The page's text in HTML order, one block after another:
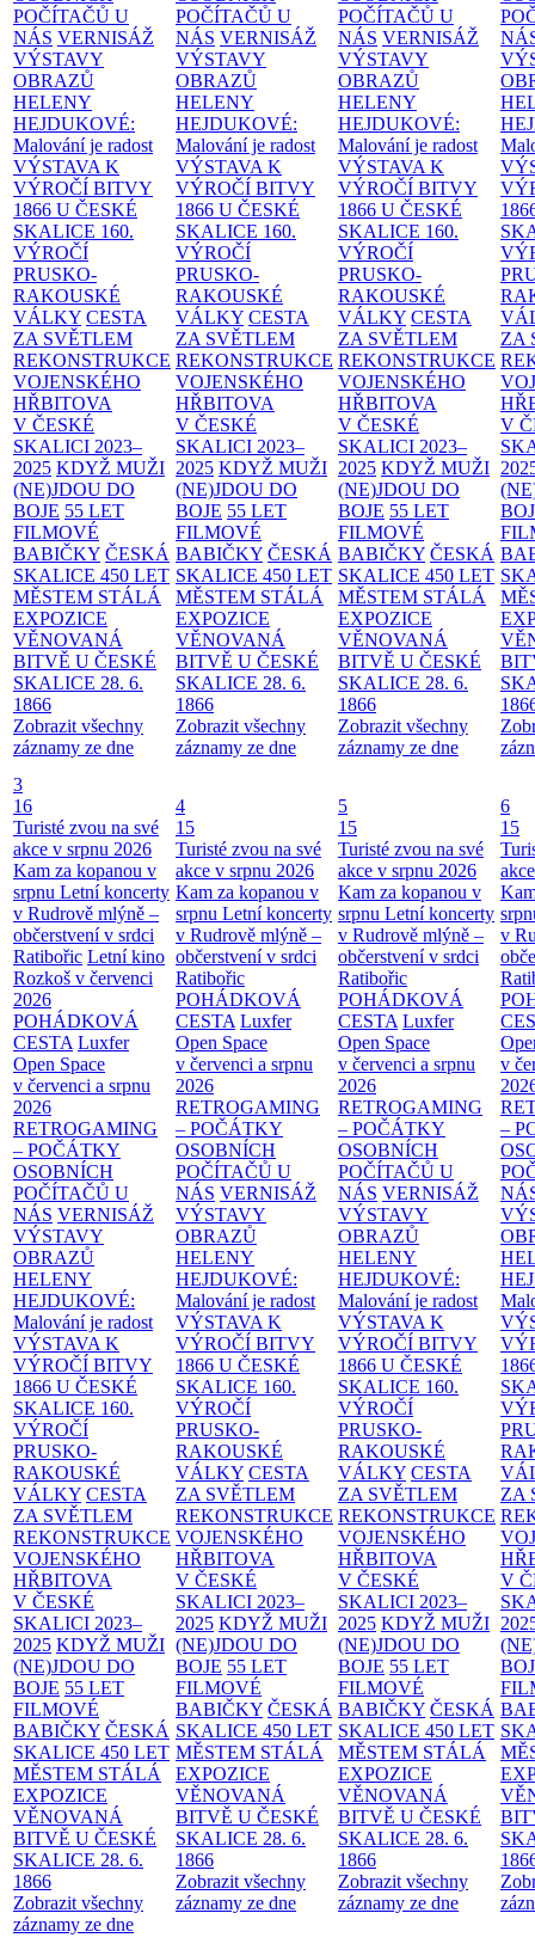
POČÍTAČŮ U
NÁS VERNISÁŽ
VÝSTAVY
OBRAZŮ
HELENY
HEJDUKOVÉ:
Malování je radost
VÝSTAVA K
VÝROČÍ BITVY
1866 U ČESKÉ
SKALICE 160.
VÝROČÍ
PRUSKO-
RAKOUSKÉ
VÁLKY CESTA
ZA SVĚTLEM
REKONSTRUKCE
VOJENSKÉHO
HŘBITOVA
V ČESKÉ
SKALICI 2023–
2025 KDYŽ MUŽI
(NE)JDOU DO
BOJE 55 LET
FILMOVÉ
BABIČKY ČESKÁ
SKALICE 450 LET
MĚSTEM STÁLÁ
EXPOZICE
VĚNOVANÁ
BITVĚ U ČESKÉ
SKALICE 28. 6.
1866
Zobrazit všechny
záznamy ze dne
POČÍTAČŮ U
NÁS VERNISÁŽ
VÝSTAVY
OBRAZŮ
HELENY
HEJDUKOVÉ:
Malování je radost
VÝSTAVA K
VÝROČÍ BITVY
1866 U ČESKÉ
SKALICE 160.
VÝROČÍ
PRUSKO-
RAKOUSKÉ
VÁLKY CESTA
ZA SVĚTLEM
REKONSTRUKCE
VOJENSKÉHO
HŘBITOVA
V ČESKÉ
SKALICI 2023–
2025 KDYŽ MUŽI
(NE)JDOU DO
BOJE 55 LET
FILMOVÉ
BABIČKY ČESKÁ
SKALICE 450 LET
MĚSTEM STÁLÁ
EXPOZICE
VĚNOVANÁ
BITVĚ U ČESKÉ
SKALICE 28. 6.
1866
Zobrazit všechny
záznamy ze dne
POČÍTAČŮ U
NÁS VERNISÁŽ
VÝSTAVY
OBRAZŮ
HELENY
HEJDUKOVÉ:
Malování je radost
VÝSTAVA K
VÝROČÍ BITVY
1866 U ČESKÉ
SKALICE 160.
VÝROČÍ
PRUSKO-
RAKOUSKÉ
VÁLKY CESTA
ZA SVĚTLEM
REKONSTRUKCE
VOJENSKÉHO
HŘBITOVA
V ČESKÉ
SKALICI 2023–
2025 KDYŽ MUŽI
(NE)JDOU DO
BOJE 55 LET
FILMOVÉ
BABIČKY ČESKÁ
SKALICE 450 LET
MĚSTEM STÁLÁ
EXPOZICE
VĚNOVANÁ
BITVĚ U ČESKÉ
SKALICE 28. 6.
1866
Zobrazit všechny
záznamy ze dne
ZA
V
3
16
Turisté zvou na své
akce v srpnu 2026
Kam za kopanou v
srpnu Letní koncerty
v Rudrově mlýně –
občerstvení v srdci
Ratibořic Letní kino
Rozkoš v červenci
2026
POHÁDKOVÁ
CESTA Luxfer
Open Space
v červenci a srpnu
2026
RETROGAMING
– POČÁTKY
OSOBNÍCH
POČÍTAČŮ U
NÁS VERNISÁŽ
VÝSTAVY
OBRAZŮ
HELENY
HEJDUKOVÉ:
Malování je radost
VÝSTAVA K
VÝROČÍ BITVY
1866 U ČESKÉ
SKALICE 160.
VÝROČÍ
PRUSKO-
RAKOUSKÉ
VÁLKY CESTA
ZA SVĚTLEM
REKONSTRUKCE
VOJENSKÉHO
HŘBITOVA
V ČESKÉ
SKALICI 2023–
2025 KDYŽ MUŽI
(NE)JDOU DO
BOJE 55 LET
FILMOVÉ
BABIČKY ČESKÁ
SKALICE 450 LET
MĚSTEM STÁLÁ
EXPOZICE
VĚNOVANÁ
BITVĚ U ČESKÉ
SKALICE 28. 6.
1866
Zobrazit všechny
záznamy ze dne
4
15
Turisté zvou na své
akce v srpnu 2026
Kam za kopanou v
srpnu Letní koncerty
v Rudrově mlýně –
občerstvení v srdci
Ratibořic
POHÁDKOVÁ
CESTA Luxfer
Open Space
v červenci a srpnu
2026
RETROGAMING
– POČÁTKY
OSOBNÍCH
POČÍTAČŮ U
NÁS VERNISÁŽ
VÝSTAVY
OBRAZŮ
HELENY
HEJDUKOVÉ:
Malování je radost
VÝSTAVA K
VÝROČÍ BITVY
1866 U ČESKÉ
SKALICE 160.
VÝROČÍ
PRUSKO-
RAKOUSKÉ
VÁLKY CESTA
ZA SVĚTLEM
REKONSTRUKCE
VOJENSKÉHO
HŘBITOVA
V ČESKÉ
SKALICI 2023–
2025 KDYŽ MUŽI
(NE)JDOU DO
BOJE 55 LET
FILMOVÉ
BABIČKY ČESKÁ
SKALICE 450 LET
MĚSTEM STÁLÁ
EXPOZICE
VĚNOVANÁ
BITVĚ U ČESKÉ
SKALICE 28. 6.
1866
Zobrazit všechny
záznamy ze dne
5
15
Turisté zvou na své
akce v srpnu 2026
Kam za kopanou v
srpnu Letní koncerty
v Rudrově mlýně –
občerstvení v srdci
Ratibořic
POHÁDKOVÁ
CESTA Luxfer
Open Space
v červenci a srpnu
2026
RETROGAMING
– POČÁTKY
OSOBNÍCH
POČÍTAČŮ U
NÁS VERNISÁŽ
VÝSTAVY
OBRAZŮ
HELENY
HEJDUKOVÉ:
Malování je radost
VÝSTAVA K
VÝROČÍ BITVY
1866 U ČESKÉ
SKALICE 160.
VÝROČÍ
PRUSKO-
RAKOUSKÉ
VÁLKY CESTA
ZA SVĚTLEM
REKONSTRUKCE
VOJENSKÉHO
HŘBITOVA
V ČESKÉ
SKALICI 2023–
2025 KDYŽ MUŽI
(NE)JDOU DO
BOJE 55 LET
FILMOVÉ
BABIČKY ČESKÁ
SKALICE 450 LET
MĚSTEM STÁLÁ
EXPOZICE
VĚNOVANÁ
BITVĚ U ČESKÉ
SKALICE 28. 6.
1866
Zobrazit všechny
záznamy ze dne
6
15
v
v
–
ZA
V